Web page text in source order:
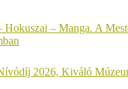
– Manga. A
2026, Kiváló